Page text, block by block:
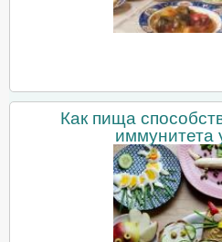
Как пища
иммунитета